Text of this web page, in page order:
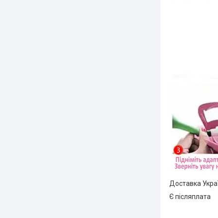
Доставка
Є післяплата